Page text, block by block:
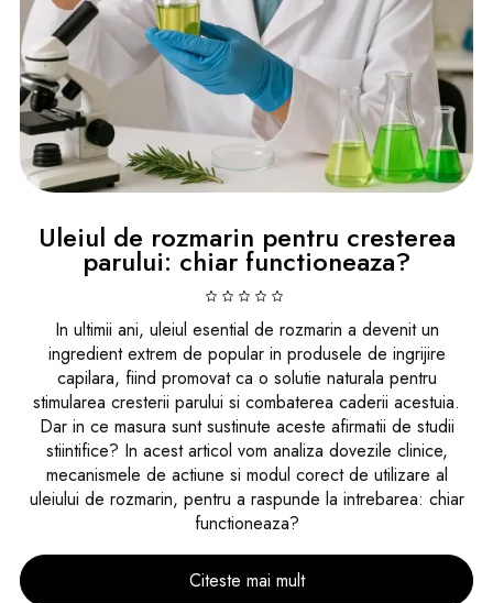
Uleiul de rozmarin pentru cresterea
parului: chiar functioneaza?
In ultimii ani, uleiul esential de rozmarin a devenit un
ingredient extrem de popular in produsele de ingrijire
capilara, fiind promovat ca o solutie naturala pentru
stimularea cresterii parului si combaterea caderii acestuia.
Dar in ce masura sunt sustinute aceste afirmatii de studii
stiintifice? In acest articol vom analiza dovezile clinice,
mecanismele de actiune si modul corect de utilizare al
uleiului de rozmarin, pentru a raspunde la intrebarea: chiar
functioneaza?
Citeste mai mult